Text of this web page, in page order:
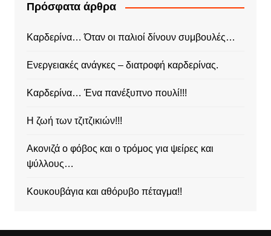
Πρόσφατα άρθρα
Καρδερίνα… Όταν οι παλιοί δίνουν συμβουλές…
Ενεργειακές ανάγκες – διατροφή καρδερίνας.
Καρδερίνα… Ένα πανέξυπνο πουλί!!!
Η ζωή των τζιτζικιών!!!
Ακονιζά ο φόβος και ο τρόμος για ψείρες και
ψύλλους…
Κουκουβάγια και αθόρυβο πέταγμα!!